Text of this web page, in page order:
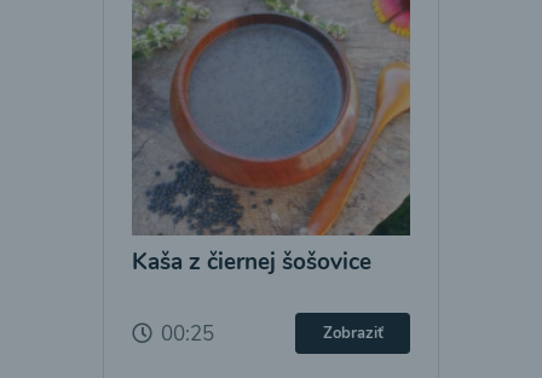
Kaša z čiernej šošovice
00:25 Zobraziť